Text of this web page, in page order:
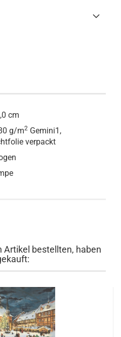
cm
g/m2 Gemini1,
verpackt
Artikel bestellten, haben